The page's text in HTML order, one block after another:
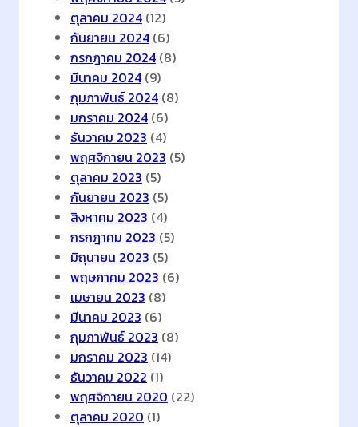
แ
ร
ง
า
น
ดิ
จิ
ล
เ
ฉ
พ
า
ะ
า
ง
เ
พิ่
ตุลาคม 2024 (12)
กันยายน 2024 (6)
กรกฎาคม 2024 (8)
มีนาคม 2024 (9)
กุมภาพันธ์ 2024 (8)
มกราคม 2024 (6)
ธันวาคม 2023 (4)
พฤศจิกายน 2023 (5)
ตุลาคม 2023 (5)
กันยายน 2023 (5)
สิงหาคม 2023 (4)
กรกฎาคม 2023 (5)
มิถุนายน 2023 (5)
พฤษภาคม 2023 (6)
เมษายน 2023 (8)
มีนาคม 2023 (6)
กุมภาพันธ์ 2023 (8)
มกราคม 2023 (14)
ธันวาคม 2022 (1)
พฤศจิกายน 2020 (22)
ตุลาคม 2020 (1)